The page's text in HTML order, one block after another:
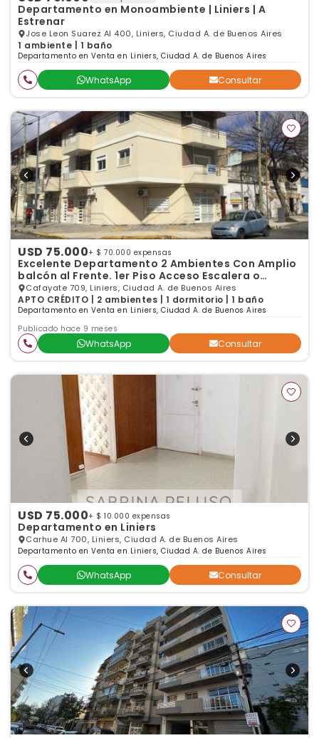
Departamento en Monoambiente | Liniers | A
Estrenar
Jose Leon Suarez Al 400, Liniers, Ciudad A. de Buenos Aires
1 ambiente | 1 baño
Departamento en Venta en Liniers, Ciudad A. de Buenos Aires
WhatsApp Consultar
USD 75.000+ $ 70.000 expensas
Excelente Departamento 2 Ambientes Con Amplio
balcón al Frente. 1er Piso Acceso Escalera o
Ascensor
Cafayate 709, Liniers, Ciudad A. de Buenos Aires
APTO CRÉDITO | 2 ambientes | 1 dormitorio | 1 baño
Departamento en Venta en Liniers, Ciudad A. de Buenos Aires
Publicado hace 9 meses
WhatsApp Consultar
USD 75.000+ $ 10.000 expensas
Departamento en Liniers
Carhue Al 700, Liniers, Ciudad A. de Buenos Aires
Departamento en Venta en Liniers, Ciudad A. de Buenos Aires
WhatsApp Consultar